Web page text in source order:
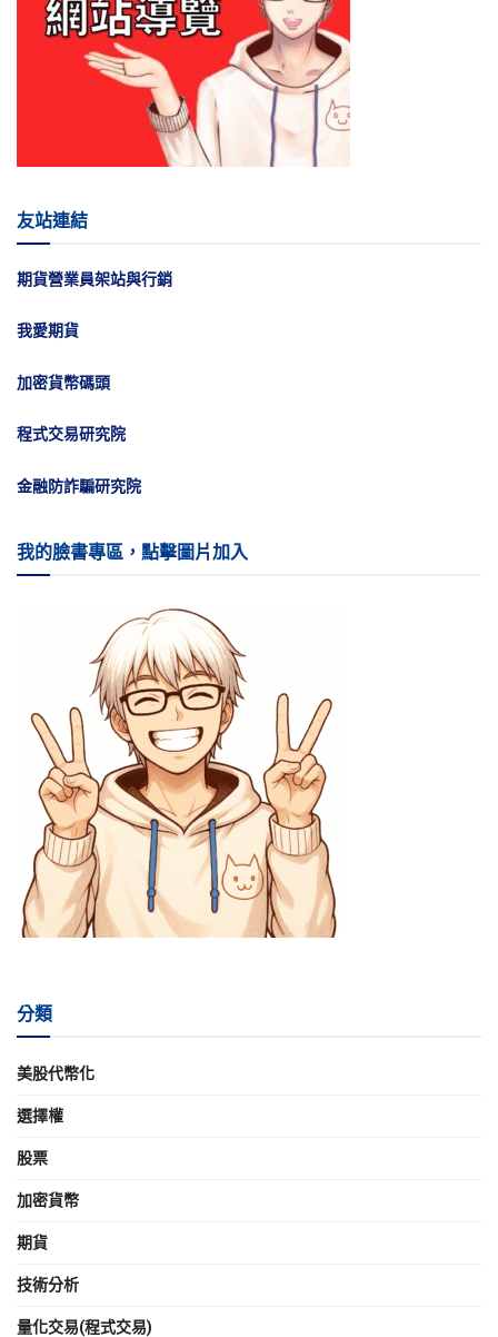
友站連結
期貨營業員架站與行銷
我愛期貨
加密貨幣碼頭
程式交易研究院
金融防詐騙研究院
我的臉書專區，點擊圖片加入
分類
美股代幣化
選擇權
股票
加密貨幣
期貨
技術分析
量化交易(程式交易)